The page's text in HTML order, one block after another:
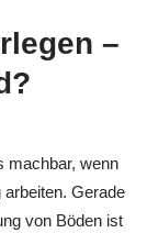
–
machbar, wenn
Gerade
von Böden ist